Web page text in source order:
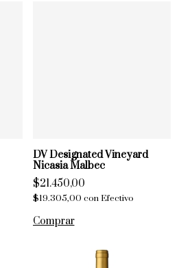
DV Designated Vineyard
Nicasia Malbec
$21.450,00
$19.305,00 con Efectivo